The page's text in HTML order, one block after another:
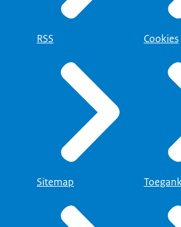
RSS
Sitemap
Cookies